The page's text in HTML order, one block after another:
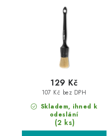
Skladem, ihned k
odeslání
(2 ks)
107 Kč bez DPH
129 Kč